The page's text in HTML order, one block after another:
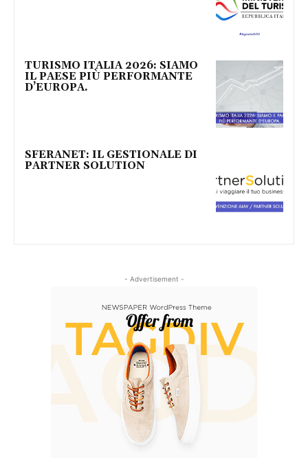
TURISMO ITALIA 2026: SIAMO
IL PAESE PIÙ PERFORMANTE
D’EUROPA.
SFERANET: IL GESTIONALE DI
PARTNER SOLUTION
- Advertisement -